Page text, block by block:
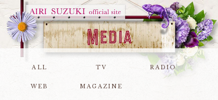
ALL TV RADIO
WEB MAGAZINE